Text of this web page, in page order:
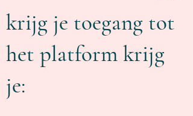
krijg je toegang tot
het platform krijg
je: